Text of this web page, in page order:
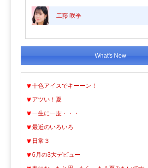
工藤 咲季
What's New
十色アイスでキーーン！
アツい！夏
一生に一度・・・
最近のいろいろ
日常３
6月の3大デビュー